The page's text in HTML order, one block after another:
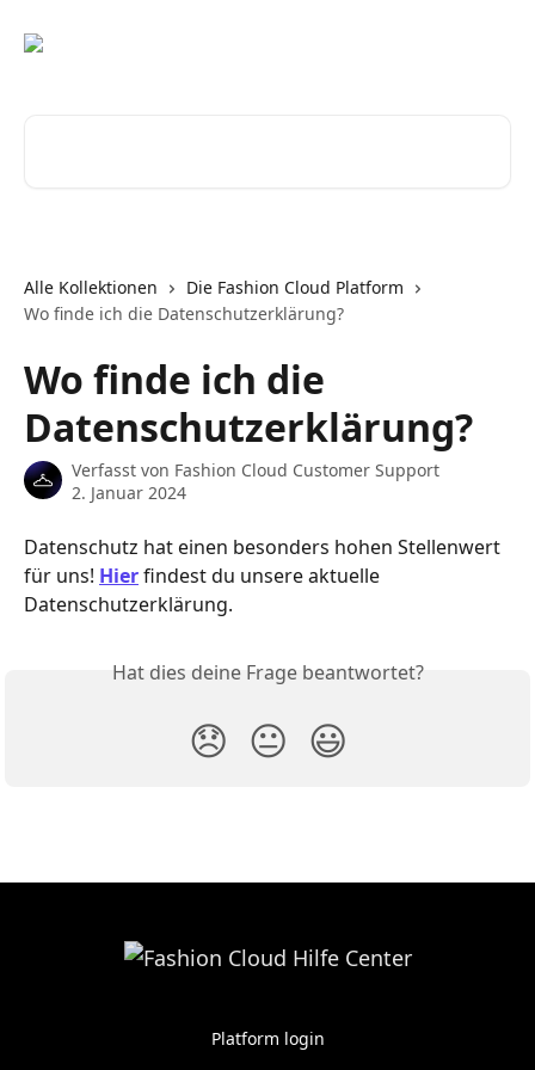
Alle Kollektionen
Die Fashion Cloud Platform
Wo finde ich die Datenschutzerklärung?
Wo finde ich die
Datenschutzerklärung?
Verfasst von Fashion Cloud Customer Support
2. Januar 2024
Datenschutz hat einen besonders hohen Stellenwert
für uns! Hier findest du unsere aktuelle
Datenschutzerklärung.
Hat dies deine Frage beantwortet?
😞 😐 😃
Platform login